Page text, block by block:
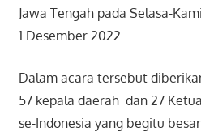
Jawa Tengah pada Selasa-
1 Desember 2022.
Dalam acara tersebut
57 kepala daerah dan 27
se-Indonesia yang begitu